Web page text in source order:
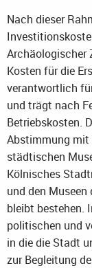
Nach dieser
Archäologischer
Kosten für die
verantwortlich
und trägt nach
Betriebskosten.
Abstimmung mit
städtischen
Kölnisches
und den Museen
bleibt bestehen.
politischen und
in die die Stadt
zur Begleitung